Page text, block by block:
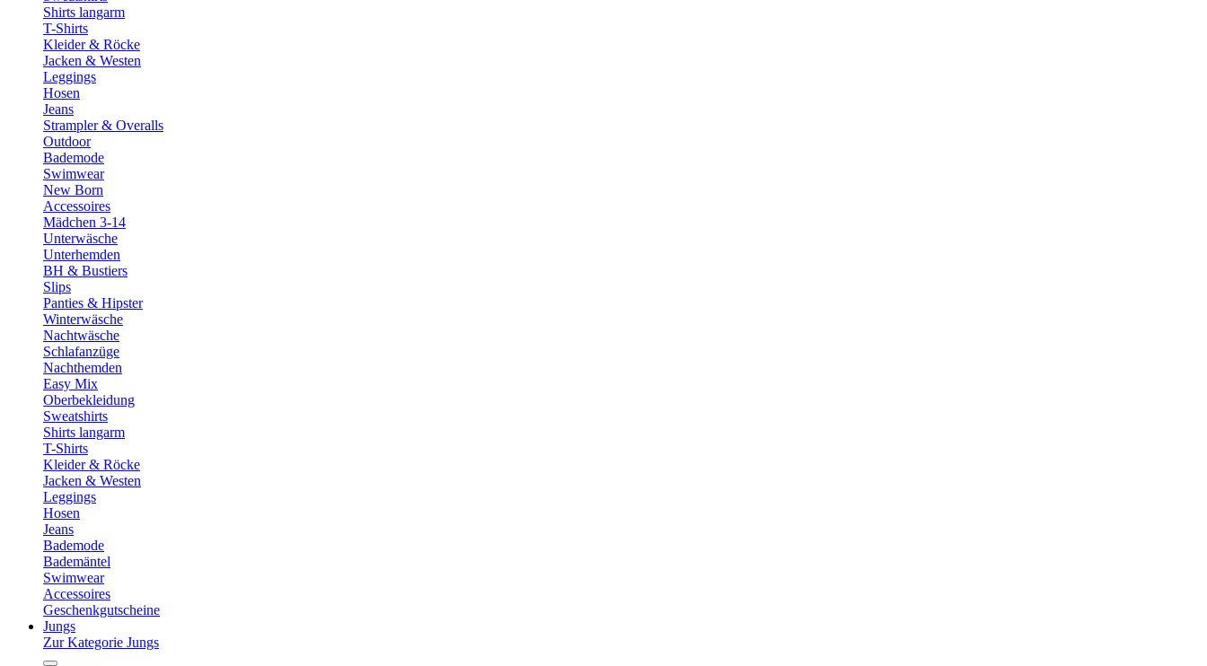
Shirts langarm
T-Shirts
Kleider & Röcke
Jacken & Westen
Leggings
Hosen
Jeans
Strampler & Overalls
Outdoor
Bademode
Swimwear
New Born
Accessoires
Mädchen 3-14
Unterwäsche
Unterhemden
BH & Bustiers
Slips
Panties & Hipster
Winterwäsche
Nachtwäsche
Schlafanzüge
Nachthemden
Easy Mix
Oberbekleidung
Sweatshirts
Shirts langarm
T-Shirts
Kleider & Röcke
Jacken & Westen
Leggings
Hosen
Jeans
Bademode
Bademäntel
Swimwear
Accessoires
Geschenkgutscheine
Jungs
Zur Kategorie Jungs